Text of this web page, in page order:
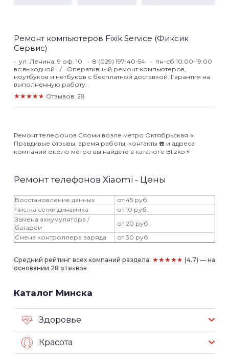
Ремонт компьютеров Fixik Service (Фиксик
Сервис)
ул. Ленина, 9 оф. 10 8 (029) 197-40-54
пн-сб:10:00-19:00
вс:выходной
Оперативный ремонт компьютеров,
ноутбуков и нетбуков с бесплатной доставкой. Гарантия на
выполненную работу.
★★★★★ Отзывов: 28
Ремонт телефонов Сяоми возле метро Октябрьская ⭐️
Правдивые отзывы, время работы, контакты ☎️ и адреса
компаний около метро вы найдёте в каталоге Blizko ⚡️
Ремонт телефонов Хiaomi - Цены
Восстановление данных
от 45 руб.
Чистка сетки динамика
от 10 руб.
Замена аккумулятора /
батареи
от 20 руб.
Смена контроллера заряда
от 30 руб.
Средний рейтинг всех компаний раздела: ★★★★★ (4.7) — на
основании 28 отзывов
Каталог Минска
Здоровье
Красота